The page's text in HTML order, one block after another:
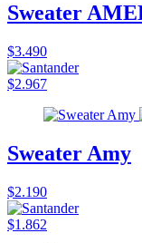
Sweater
$3.490
$2.967
Sweater Amy
$2.190
$1.862